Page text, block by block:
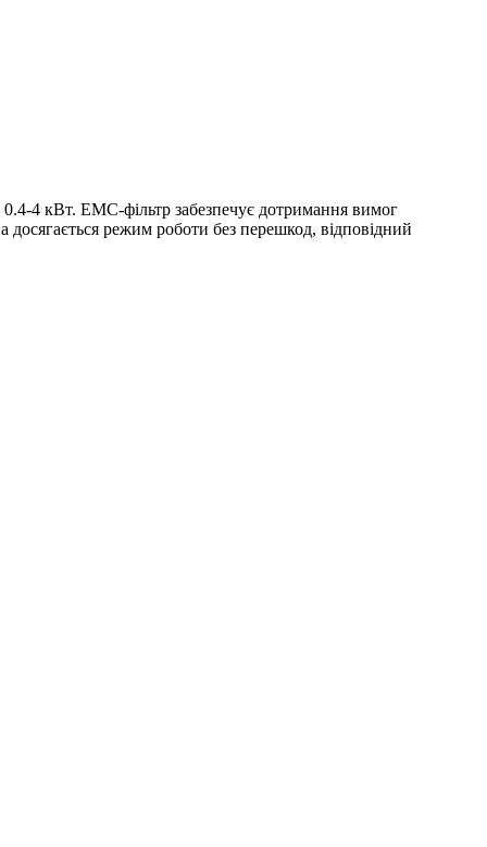
4 кВт. ЕМС-фільтр забезпечує дотримання вимог
режим роботи без перешкод, відповідний